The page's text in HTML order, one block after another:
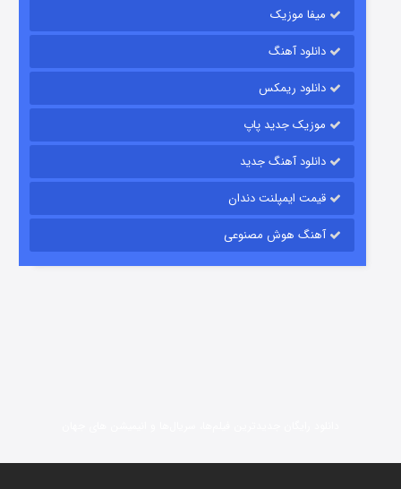
قسمت
میفا موزیک
دانلود آهنگ
دانلود ریمکس
موزیک جدید پاپ
دانلود آهنگ جدید
قیمت ایمپلنت دندان
آهنگ هوش مصنوعی